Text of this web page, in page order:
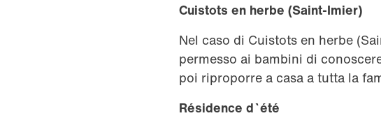
Cuistots en herbe (Saint-Imier)
Nel caso di Cuistots en herbe
permesso ai bambini di
poi riproporre a casa a tutta la
Résidence d`été